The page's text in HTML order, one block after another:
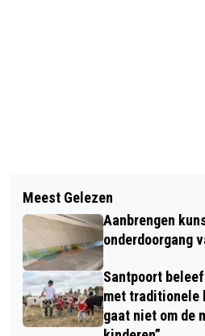
RUIM 300 MENSEN
IN VELSEN-NOORD
VERMISTE EN
DIERENAMBULANCE
Meest Gelezen
Aanbrengen
onderdoorgang
Santpoort
met traditionele
gaat niet om de